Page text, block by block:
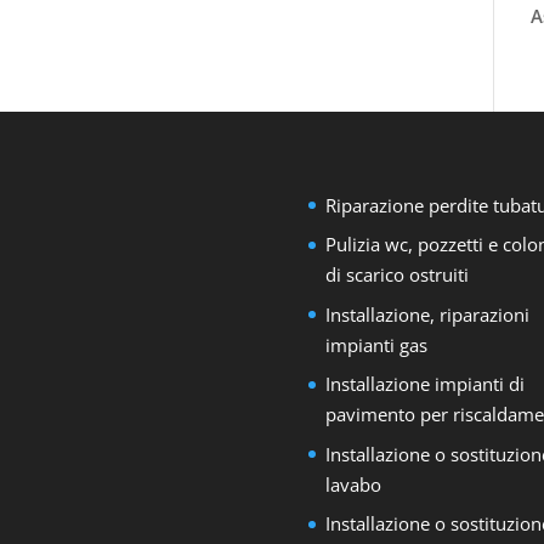
Riparazione perdite
Pulizia wc, pozzetti e
di scarico ostruiti
Installazione, riparazioni
impianti gas
Installazione impianti di
pavimento per
Installazione o
lavabo
Installazione o